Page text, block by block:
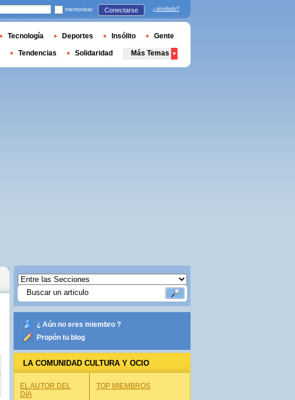
¿ Aún no eres miembro ?
Propón tu blog
LA COMUNIDAD CULTURA Y OCIO
EL AUTOR DEL
DÍA
TOP MIEMBROS
memorizar Conectarse ¿olvidado?
Tecnología Deportes Insólito Gente
Tendencias Solidaridad Más Temas